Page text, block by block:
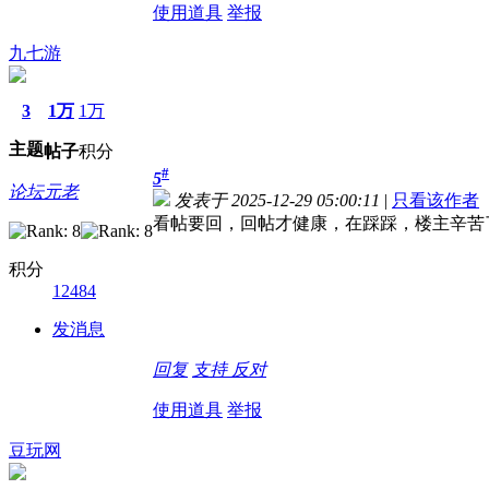
使用道具 举报
九七游
3
主题
1万
帖子
1万
积分
论坛元老
积分
12484
发消息
5#
发表于 2025-12-29 05:00:11 | 只看该作者
看帖要回，回帖才健康，在踩踩，楼主辛苦
回复 支持 反对
使用道具 举报
豆玩网